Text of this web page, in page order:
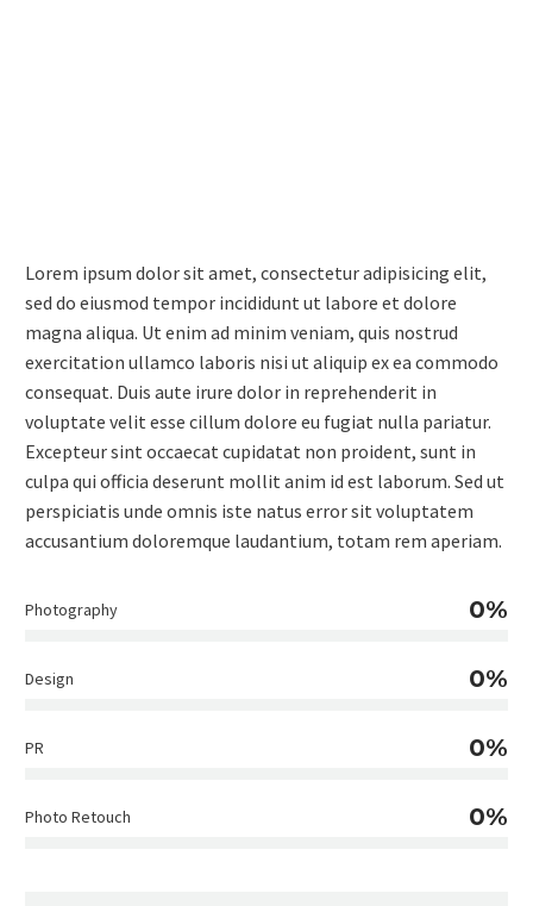
Lorem ipsum dolor sit amet, consectetur adipisicing elit,
sed do eiusmod tempor incididunt ut labore et dolore
magna aliqua. Ut enim ad minim veniam, quis nostrud
exercitation ullamco laboris nisi ut aliquip ex ea commodo
consequat. Duis aute irure dolor in reprehenderit in
voluptate velit esse cillum dolore eu fugiat nulla pariatur.
Excepteur sint occaecat cupidatat non proident, sunt in
culpa qui officia deserunt mollit anim id est laborum. Sed ut
perspiciatis unde omnis iste natus error sit voluptatem
accusantium doloremque laudantium, totam rem aperiam.
Photography 0%
Design 0%
PR 0%
Photo Retouch 0%